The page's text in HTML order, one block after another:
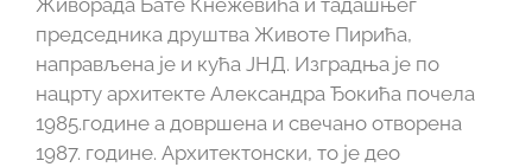
Живорада Бате Кнежевића и тадашњег
председника друштва Животе Пирића,
направљена је и кућа ЈНД. Изградња је по
нацрту архитекте Александра Ђокића почела
1985.године а довршена и свечано отворена
1987. године. Архитектонски, то је део